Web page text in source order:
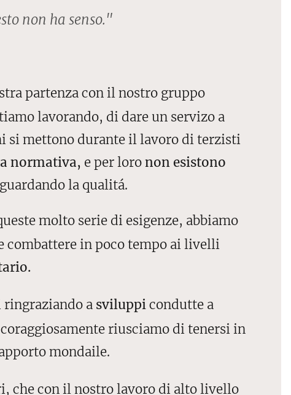
non ha senso."
partenza con il nostro gruppo
lavorando, di dare un servizo a
si mettono durante il lavoro di terzisti
normativa, e per loronon esistono
la qualitá.
molto serie di esigenze, abbiamo
combattere in poco tempo ai livelli
ringraziando a sviluppicondutte a
riusciamo di tenersi in
mondaile.
che con il nostro lavoro di alto livello